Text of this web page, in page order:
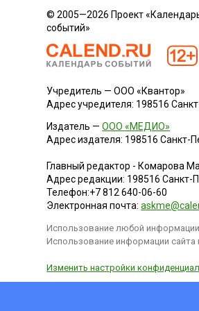
© 2005—2026 Проект
событий»
Учредитель — ООО «Квантор»
Адрес учредителя: 198516
Издатель —ООО «МЕДИО»
Адрес издателя: 198516 Санкт-
Главный редактор - Комарова
Адрес редакции: 198516 Санкт-
Телефон:+7 812 640-06-60
Электронная почта:
Использование любой информации
Использование информации
Изменить настройки